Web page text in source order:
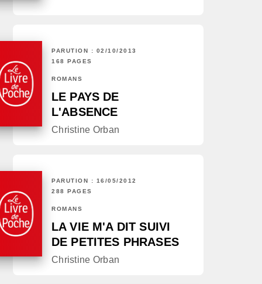
PARUTION : 02/10/2013
168 PAGES
ROMANS
LE PAYS DE
L'ABSENCE
Christine Orban
PARUTION : 16/05/2012
288 PAGES
ROMANS
LA VIE M'A DIT SUIVI
DE PETITES PHRASES
Christine Orban